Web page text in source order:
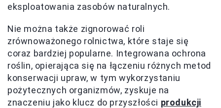
eksploatowania zasobów naturalnych.
Nie można także zignorować roli
zrównoważonego rolnictwa, które staje się
coraz bardziej popularne. Integrowana ochrona
roślin, opierająca się na łączeniu różnych metod
konserwacji upraw, w tym wykorzystaniu
pożytecznych organizmów, zyskuje na
znaczeniu jako klucz do przyszłości produkcji